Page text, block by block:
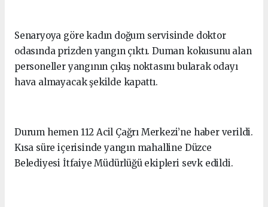
Senaryoya göre kadın doğum servisinde doktor
odasında prizden yangın çıktı. Duman kokusunu alan
personeller yangının çıkış noktasını bularak odayı
hava almayacak şekilde kapattı.
Durum hemen 112 Acil Çağrı Merkezi’ne haber verildi.
Kısa süre içerisinde yangın mahalline Düzce
Belediyesi İtfaiye Müdürlüğü ekipleri sevk edildi.